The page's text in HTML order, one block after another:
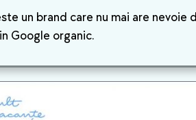
un brand care nu mai are
Google organic.